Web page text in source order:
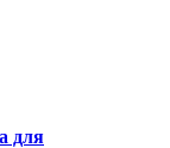
для